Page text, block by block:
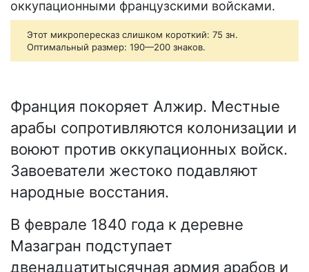
оккупационными французскими войсками.
Этот микропересказ слишком короткий: 75 зн.
Оптимальный размер: 190—200 знаков.
Франция покоряет Алжир. Местные
арабы сопротивляются колонизации и
воюют против оккупационных войск.
Завоеватели жестоко подавляют
народные восстания.
В феврале 1840 года к деревне
Мазагран подступает
двенадцатитысячная армия арабов и